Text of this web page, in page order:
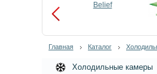
Belief
Главная Каталог
Холодильные камеры